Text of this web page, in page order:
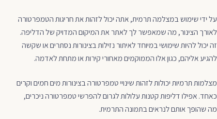
על ידי שימוש במצלמה תרמית, אתה יכול לזהות את חריגות הטמפרטורה
לאורך הצינור, מה שמאפשר לך לאתר את המיקום המדויק של הדליפה.
זה יכול להיות שימושי במיוחד לאיתור נזילות בצינורות נסתרים או שקשה
להגיע אליהם, כגון אלו הממוקמים מאחורי קירות או מתחת לאדמה.
מצלמות תרמיות יכולות לזהות שינויי טמפרטורה בצינורות מים חמים וקרים
כאחד. אפילו דליפות קטנות עלולות לגרום להפרשי טמפרטורה ניכרים,
מה שהופך אותם לנראים בתמונה התרמית.